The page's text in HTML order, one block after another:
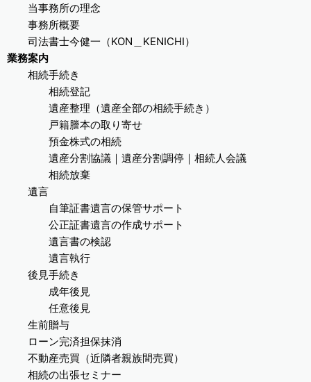
当事務所の理念
事務所概要
司法書士今健一（KON＿KENICHI）
業務案内
相続手続き
相続登記
遺産整理（遺産全部の相続手続き）
戸籍謄本の取り寄せ
預金株式の相続
遺産分割協議｜遺産分割調停｜相続人会議
相続放棄
遺言
自筆証書遺言の保管サポート
公正証書遺言の作成サポート
遺言書の検認
遺言執行
後見手続き
成年後見
任意後見
生前贈与
ローン完済担保抹消
不動産売買（近隣者親族間売買）
相続の出張セミナー